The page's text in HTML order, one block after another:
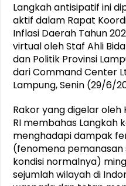
Langkah antisipatif ini
aktif dalam Rapat
Inflasi Daerah Tahun
virtual oleh Staf Ahli
dan Politik Provinsi
dari Command Center
Lampung, Senin (29/6/
Rakor yang digelar
RI membahas Langkah
menghadapi dampak
(fenomena pemanasan
kondisi normalnya)
sejumlah wilayah di